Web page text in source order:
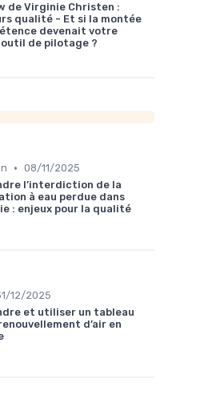
de Virginie Christen :
qualité - Et si la montée
devenait votre
de pilotage ?
• 08/11/2025
l’interdiction de la
à eau perdue dans
: enjeux pour la qualité
12/2025
et utiliser un tableau
d’air en